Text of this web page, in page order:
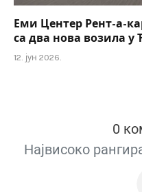
Еми Центер Рент-а-
са два нова возила у
12. јун 2026.
0
Највисоко